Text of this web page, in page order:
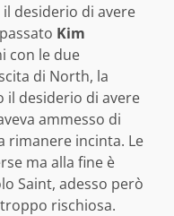
desiderio di avere
Kim
con le due
di North, la
il desiderio di avere
ammesso di
rimanere incinta. Le
ma alla fine è
Saint, adesso però
rischiosa.